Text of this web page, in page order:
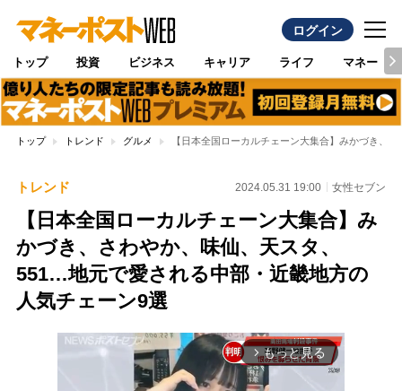
ログイン
トップ 投資 ビジネス キャリア ライフ マネー
トップ トレンド グルメ 【日本全国ローカルチェーン大集合】みかづき、
トレンド 2024.05.31 19:00 女性セブン
【日本全国ローカルチェーン大集合】み
かづき、さわやか、味仙、天スタ、
551…地元で愛される中部・近畿地方の
人気チェーン9選
arrow_forward_ios もっと見る